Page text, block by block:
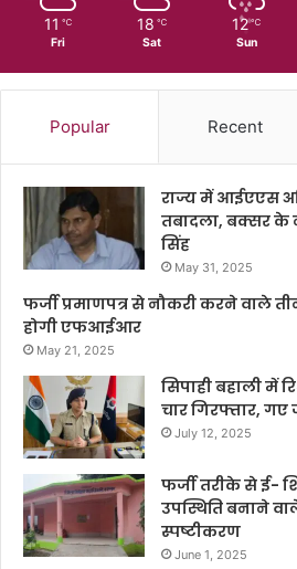
11 ℃
Fri
18 ℃
Sat
12 ℃
Sun
Popular Recent
राज्य में आईएएस
तबादला, बक्सर के
सिंह
May 31, 2025
फर्जी प्रमाणपत्र से नौकरी करने वाले
होगी एफआईआर
May 21, 2025
सिपाही बहाली में
चार गिरफ्तार,
July 12, 2025
फर्जी तरीके से ई-
उपस्थिति बनाने
स्पष्टीकरण
June 1, 2025